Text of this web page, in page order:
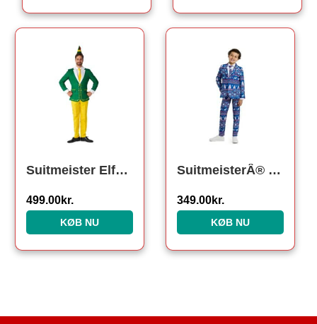
Suitmeister ElfÂ® Jakkesæt
499.00kr.
KØB NU
SuitmeisterÂ® Nordic Noel Børnejakkesæt
349.00kr.
KØB NU